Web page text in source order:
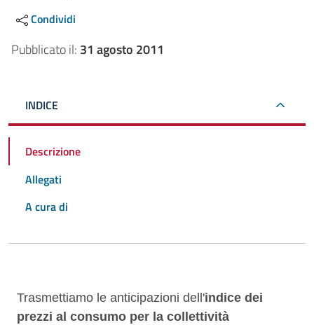
Condividi
Pubblicato il: 31 agosto 2011
INDICE
Descrizione
Allegati
A cura di
Descrizione
Trasmettiamo le anticipazioni dell'indice dei
prezzi al consumo per la collettività